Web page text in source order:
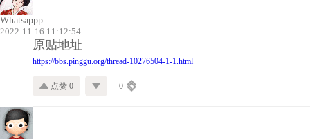
Whatsappp
2022-11-16 11:12:54
原贴地址
https://bbs.pinggu.org/thread-10276504-1-1.html
点赞 0 0